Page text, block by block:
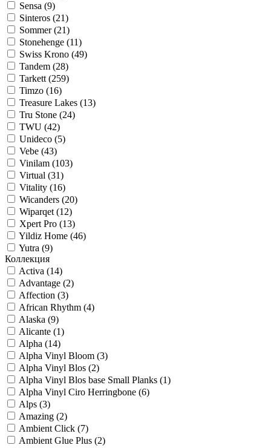
Sensa (9)
Sinteros (21)
Sommer (21)
Stonehenge (11)
Swiss Krono (49)
Tandem (28)
Tarkett (259)
Timzo (16)
Treasure Lakes (13)
Tru Stone (24)
TWU (42)
Unideco (5)
Vebe (43)
Vinilam (103)
Virtual (31)
Vitality (16)
Wicanders (20)
Wiparqet (12)
Xpert Pro (13)
Yildiz Home (46)
Yutra (9)
Коллекция
Activa (14)
Advantage (2)
Affection (3)
African Rhythm (4)
Alaska (9)
Alicante (1)
Alpha (14)
Alpha Vinyl Bloom (3)
Alpha Vinyl Blos (2)
Alpha Vinyl Blos base Small Planks (1)
Alpha Vinyl Ciro Herringbone (6)
Alps (3)
Amazing (2)
Ambient Click (7)
Ambient Glue Plus (2)